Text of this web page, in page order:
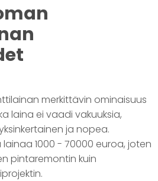
merkittävin ominaisuus
laina ei vaadi vakuuksia,
ja nopea.
1000 - 70000 euroa, joten
pintaremontin kuin